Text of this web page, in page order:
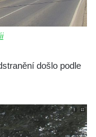
došlo podle